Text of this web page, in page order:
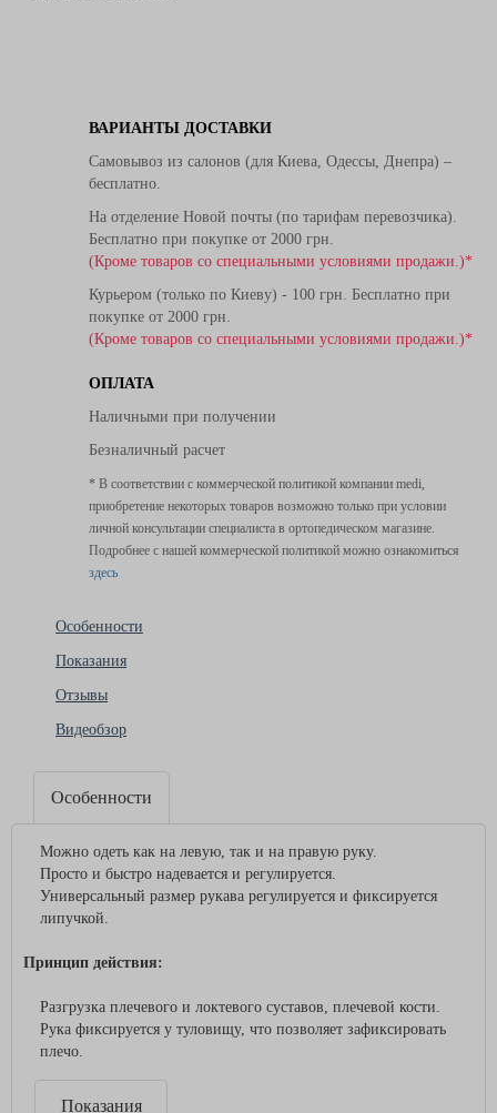
ВАРИАНТЫ ДОСТАВКИ
Самовывоз из салонов (для Киева, Одессы, Днепра) –
бесплатно.
На отделение Новой почты (по тарифам перевозчика).
Бесплатно при покупке от 2000 грн.
(Кроме товаров со специальными условиями продажи.)*
Курьером (только по Киеву) - 100 грн. Бесплатно при
покупке от 2000 грн.
(Кроме товаров со специальными условиями продажи.)*
ОПЛАТА
Наличными при получении
Безналичный расчет
* В соответствии с коммерческой политикой компании medi,
приобретение некоторых товаров возможно только при условии
личной консультации специалиста в ортопедическом магазине.
Подробнее с нашей коммерческой политикой можно ознакомиться
здесь
Особенности
Показания
Отзывы
Видеобзор
Особенности
Можно одеть как на левую, так и на правую руку.
Просто и быстро надевается и регулируется.
Универсальный размер рукава регулируется и фиксируется
липучкой.
Принцип действия:
Разгрузка плечевого и локтевого суставов, плечевой кости.
Рука фиксируется у туловищу, что позволяет зафиксировать
плечо.
Показания